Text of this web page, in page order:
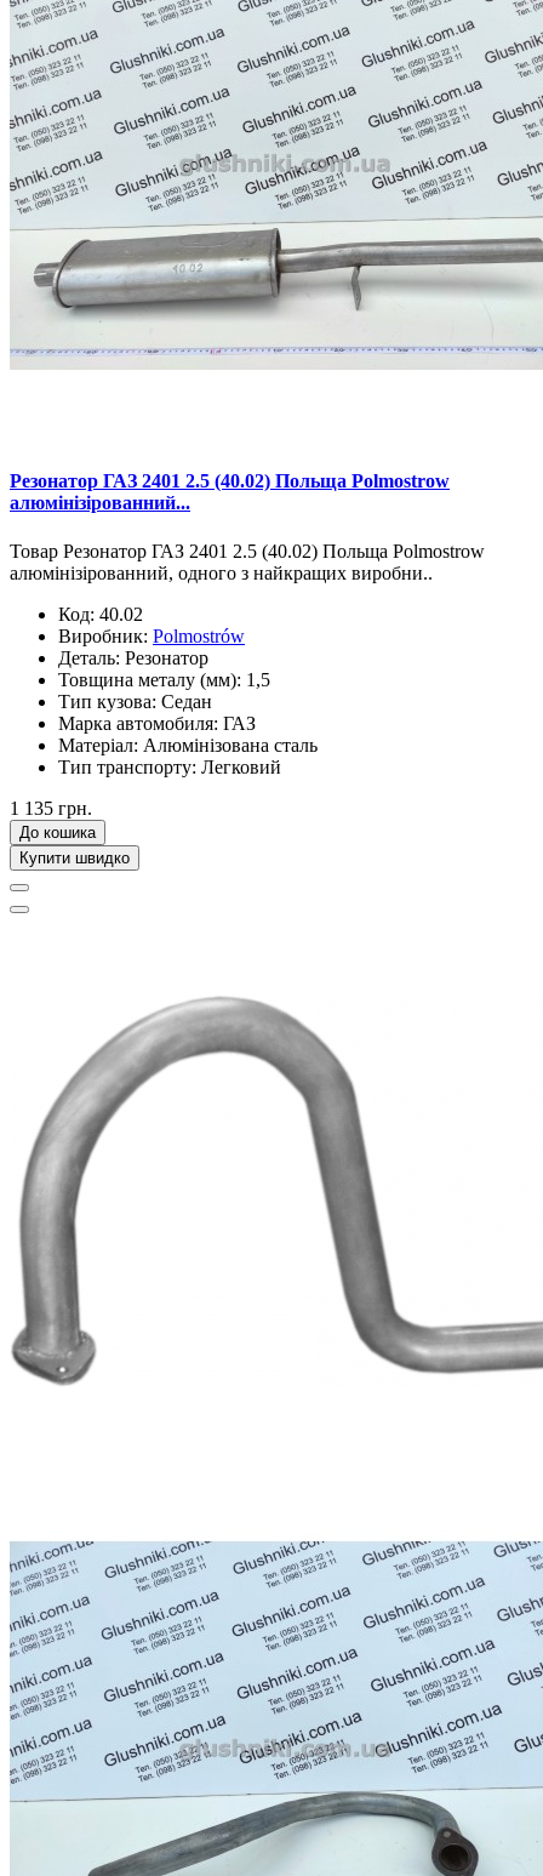
Резонатор ГАЗ 2401 2.5 (40.02) Польща Polmostrow
алюмінізірованний...
Товар Резонатор ГАЗ 2401 2.5 (40.02) Польща Polmostrow
алюмінізірованний, одного з найкращих виробни..
Код: 40.02
Виробник: Polmostrów
Деталь: Резонатор
Товщина металу (мм): 1,5
Тип кузова: Седан
Марка автомобиля: ГАЗ
Матеріал: Алюмінізована сталь
Тип транспорту: Легковий
1 135 грн.
До кошика
Купити швидко